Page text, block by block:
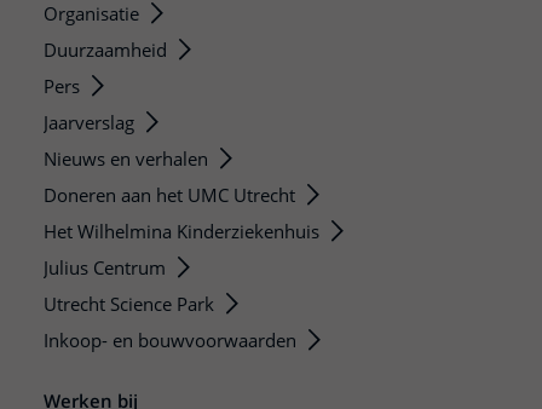
Organisatie
Duurzaamheid
Pers
Jaarverslag
Nieuws en verhalen
Doneren aan het UMC Utrecht
Het Wilhelmina Kinderziekenhuis
Julius Centrum
Utrecht Science Park
Inkoop- en bouwvoorwaarden
Werken bij